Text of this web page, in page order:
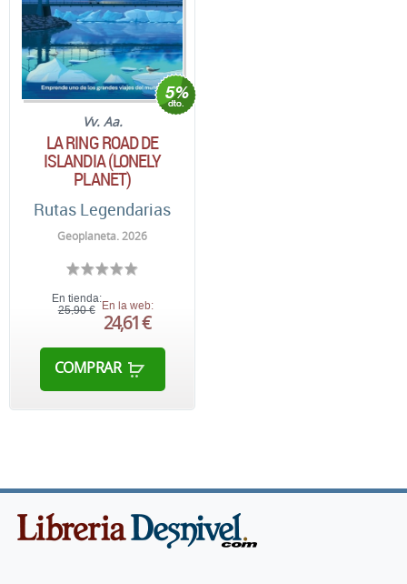
Vv. Aa.
LA RING ROAD DE
ISLANDIA (LONELY
PLANET)
Rutas Legendarias
Geoplaneta. 2026
En tienda:
25,90 € En la web:
24,61 €
COMPRAR